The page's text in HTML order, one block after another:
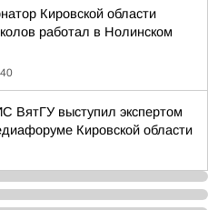
Кировской области
работал в Нолинском
ВятГУ выступил экспертом
Кировской области